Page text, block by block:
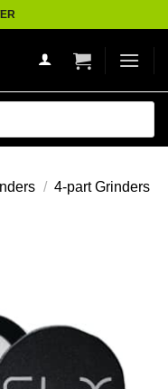
/ 4-part Grinders